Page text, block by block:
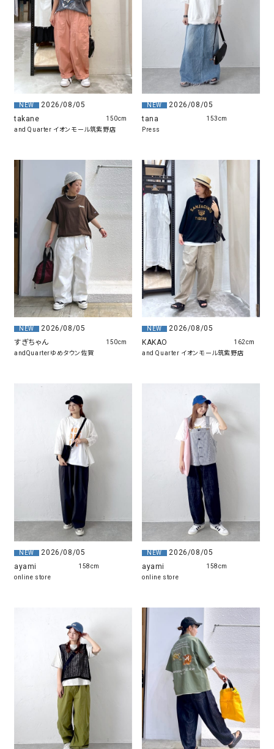
NEW
2026/08/05
takane
and Quarter イオンモール筑紫野店
150cm
NEW
2026/08/05
tana
Press
153cm
NEW
2026/08/05
すぎちゃん
andQuarterゆめタウン佐賀
150cm
NEW
2026/08/05
KAKAO
and Quarter イオンモール筑紫野店
162cm
NEW
2026/08/05
ayami
online store
158cm
NEW
2026/08/05
ayami
online store
158cm